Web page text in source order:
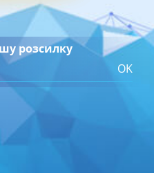
розсилку
OK